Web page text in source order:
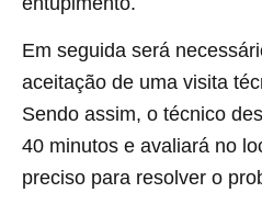
Em seguida será
aceitação de uma visita
Sendo assim, o técnico
40 minutos e avaliará no
preciso para resolver o